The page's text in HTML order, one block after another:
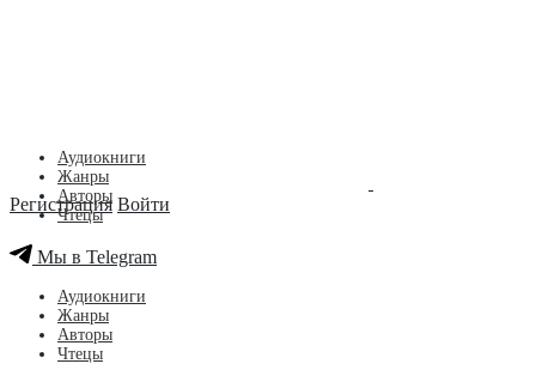
Регистрация Войти
Аудиокниги
Жанры
Авторы
Чтецы
Мы в Telegram
Аудиокниги
Жанры
Авторы
Чтецы